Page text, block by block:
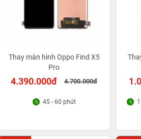
Thay màn hình Oppo Find X5
Pro
4.390.000đ 4.700.000đ
45 - 60 phút